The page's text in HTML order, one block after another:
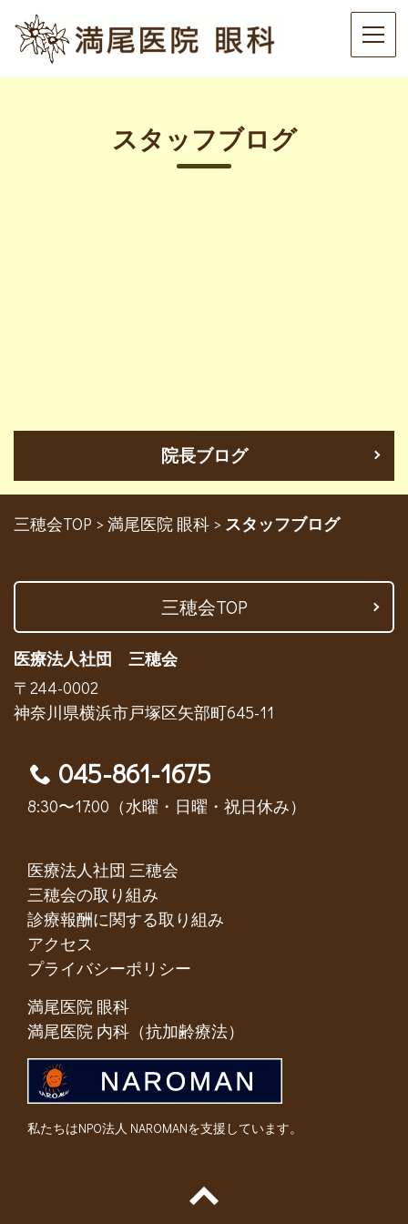
スタッフブログ
院長ブログ
三穂会TOP >満尾医院 眼科 > スタッフブログ
三穂会TOP
医療法人社団 三穂会
〒244-0002
神奈川県横浜市戸塚区矢部町645-11
045-861-1675
8:30〜17:00（水曜・日曜・祝日休み）
医療法人社団 三穂会
三穂会の取り組み
診療報酬に関する取り組み
アクセス
プライバシーポリシー
満尾医院 眼科
満尾医院 内科（抗加齢療法）
私たちはNPO法人 NAROMANを支援しています。